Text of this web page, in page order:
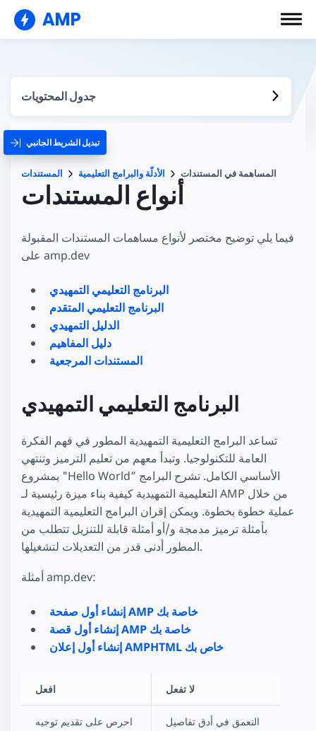
AMP
جدول المحتويات
تبديل الشريط الجانبي
المستندات الأدلّة والبرامج التعليمية المساهمة في المستندات
أنواع المستندات
فيما يلي توضيح مختصر لأنواع مساهمات المستندات المقبولة
على amp.dev
البرنامج التعليمي التمهيدي
البرنامج التعليمي المتقدم
الدليل التمهيدي
دليل المفاهيم
المستندات المرجعية
البرنامج التعليمي التمهيدي
تساعد البرامج التعليمية التمهيدية المطور في فهم الفكرة
العامة للتكنولوجيا. وتبدأ معهم من تعليم الترميز وتنتهي
بمشروع "Hello World” الأساسي الكامل. تشرح البرامج
التعليمية التمهيدية كيفية بناء ميزة رئيسية لـ AMP من خلال
عملية خطوة بخطوة. ويمكن إقران البرامج التعليمية التمهيدية
بأمثلة ترميز مدمجة و/أو أمثلة قابلة للتنزيل تتطلب من
المطور أدنى قدر من التعديلات لتشغيلها.
أمثلة amp.dev:
إنشاء أول صفحة AMP خاصة بك
إنشاء أول قصة AMP خاصة بك
إنشاء أول إعلان AMPHTML خاص بك
افعل لا تفعل
احرص على تقديم توجيه
التعمق في أدق تفاصيل